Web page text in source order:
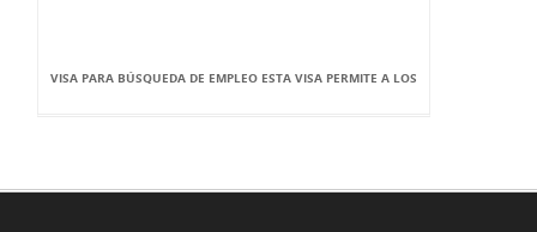
VISA PARA BÚSQUEDA DE EMPLEO ESTA VISA PERMITE A LOS